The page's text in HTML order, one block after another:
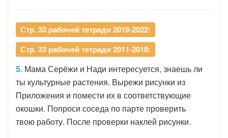
Стр. 33 рабочей тетради 2019-2022:
Стр. 33 рабочей тетради 2011-2018:
5. Мама Серёжи и Нади интересуется, знаешь ли
ты культурные растения. Вырежи рисунки из
Приложения и помести их в соответствующие
окошки. Попроси соседа по парте проверить
твою работу. После проверки наклей рисунки.